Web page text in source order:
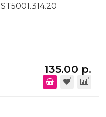
ST5001.314.20
135.00 р.